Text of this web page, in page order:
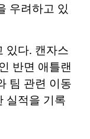
우려하고 있
있다. 캔자스
반면 애틀랜
팀 관련 이동
실적을 기록